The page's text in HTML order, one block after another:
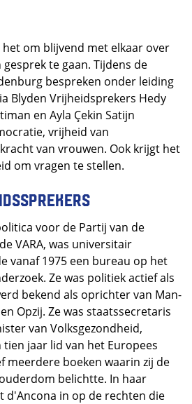
om blijvend met elkaar over
te gaan. Tijdens de
bespreken onder leiding
Blyden Vrijheidsprekers Hedy
en Ayla Çekin Satijn
vrijheid van
van vrouwen. Ook krijgt het
om vragen te stellen.
voor de Partij van de
VARA, was universitair
vanaf 1975 een bureau op het
Ze was politiek actief als
bekend als oprichter van Man-
Opzij. Ze was staatssecretaris
van Volksgezondheid,
jaar lid van het Europees
meerdere boeken waarin zij de
belichtte. In haar
d'Ancona in op de rechten die